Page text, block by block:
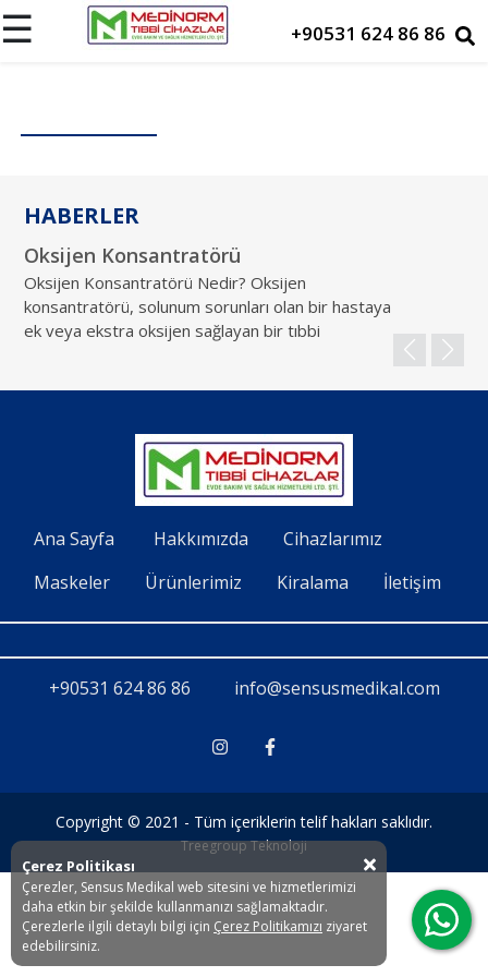
Cihazlarımız
Maskeler
☰ +90531 624 86 86
HABERLER
Oksijen Konsantratörü
Oksijen Konsantratörü Nedir? Oksijen
konsantratörü, solunum sorunları olan bir hastaya
ek veya ekstra oksijen sağlayan bir tıbbi
Ana Sayfa Hakkımızda
Cihazlarımız
Maskeler
Ürünlerimiz Kiralama İletişim
+90531 624 86 86 info@sensusmedikal.com
Copyright © 2021 - Tüm içeriklerin telif hakları saklıdır.
Treegroup Teknoloji
Çerez Politikası
Çerezler, Sensus Medikal web sitesini ve hizmetlerimizi
daha etkin bir şekilde kullanmanızı sağlamaktadır.
Çerezlerle ilgili detaylı bilgi için Çerez Politikamızı ziyaret
edebilirsiniz.